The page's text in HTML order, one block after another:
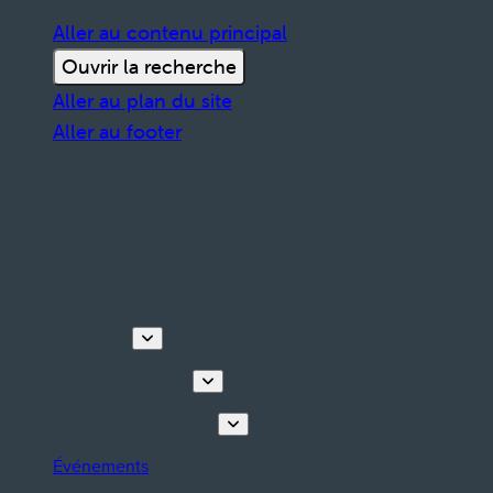
Aller au contenu principal
Ouvrir la recherche
Aller au plan du site
Aller au footer
Événements